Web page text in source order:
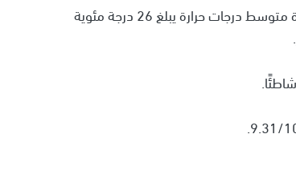
حصلت جزيرة كريت في اليونان على المركز الثالث، حيث سجلت الجزيرة متوسط درجات حرارة يبلغ 26 درجة مئوية